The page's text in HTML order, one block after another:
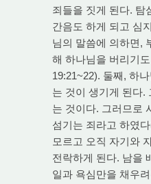
죄들을 짓게 된다. 탐
간음도 하게 되고 심
님의 말씀에 의하면,
해 하나님을 버리기
19:21~22). 둘째, 하
는 것이 생기게 된다.
는 것이다. 그러므로
섬기는 죄라고 하였
모르고 오직 자기와
전락하게 된다. 남을
일과 욕심만을 채우